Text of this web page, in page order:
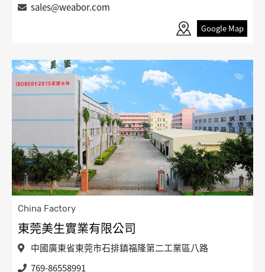
sales@weabor.com
Google Map
China Factory
東莞美生實業有限公司
中國廣東省東莞市石排鎮福隆第二工業區八路
769-86558991